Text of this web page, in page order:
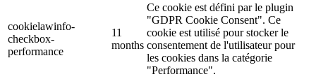
cookielawinfo-
checkbox-
performance
11
months
Ce cookie est défini par le plugin
"GDPR Cookie Consent". Ce
cookie est utilisé pour stocker le
consentement de l'utilisateur pour
les cookies dans la catégorie
"Performance".